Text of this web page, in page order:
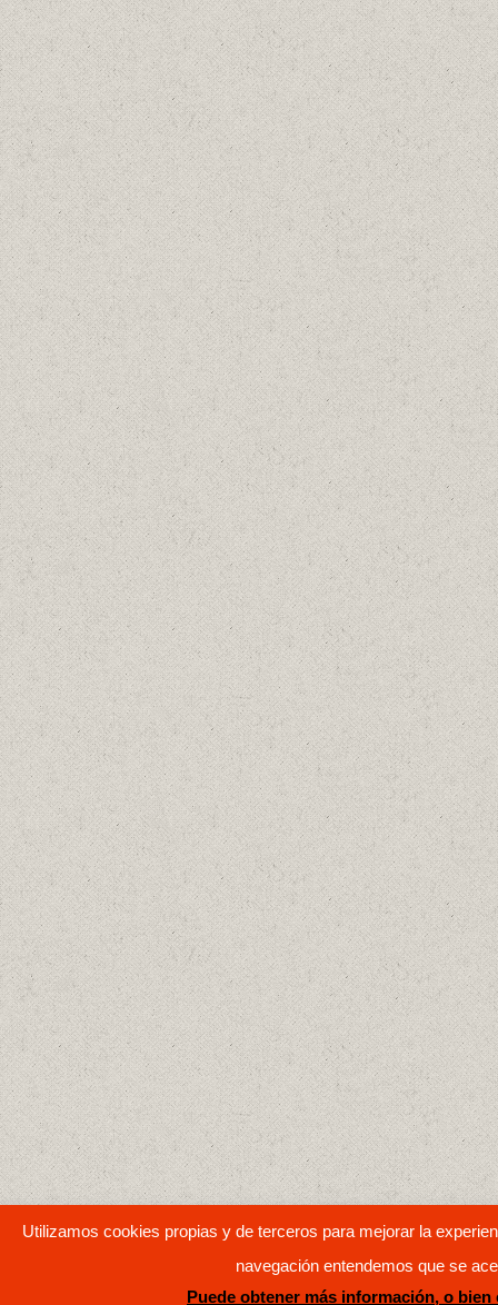
Utilizamos cookies propias y de terceros para mejorar la
navegación entendemos que se
Puede obtener más información, o